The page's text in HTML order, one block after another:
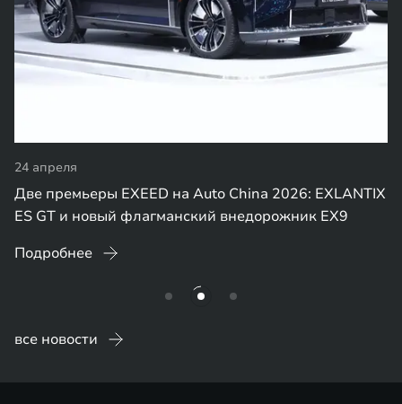
24 апреля
Две премьеры EXEED на Auto China 2026: EXLANTIX
ES GT и новый флагманский внедорожник EX9
Подробнее
все новости